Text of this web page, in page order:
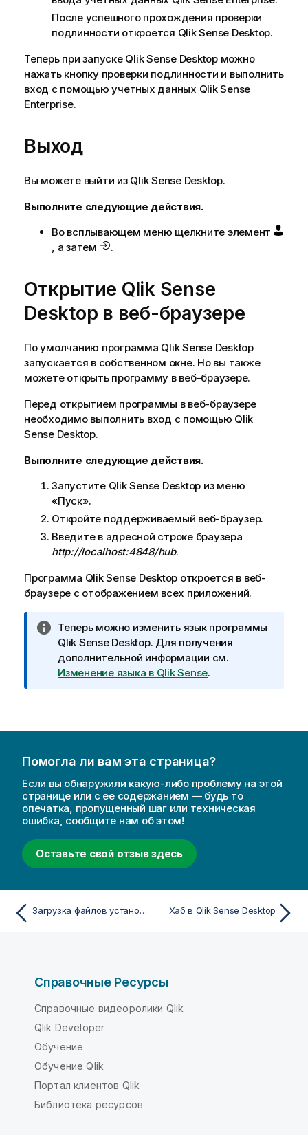
После успешного прохождения проверки
подлинности откроется Qlik Sense Desktop.
Теперь при запуске Qlik Sense Desktopможно
нажать кнопку проверки подлинности и выполнить
вход с помощью учетных данных Qlik Sense
Enterprise.
Выход
Вы можете выйти из Qlik Sense Desktop.
Выполните следующие действия.
Во всплывающем меню щелкните элемент
, а затем
.
Открытие Qlik Sense
Desktop в веб-браузере
По умолчанию программа Qlik Sense Desktop
запускается в собственном окне. Но вы также
можете открыть программу в веб-браузере.
Перед открытием программы в веб-браузере
необходимо выполнить вход с помощью Qlik
Sense Desktop.
Выполните следующие действия.
Запустите Qlik Sense Desktop из меню
«Пуск».
Откройте поддерживаемый веб-браузер.
Введите в адресной строке браузера
http://localhost:4848/hub.
Программа Qlik Sense Desktop откроется в веб-
браузере с отображением всех приложений.
П
р
и
м
н
е
к
и
н
ф
о
р
м
и
Теперь можно изменить язык программы
Qlik Sense Desktop. Для получения
дополнительной информации см.
Изменение языка в Qlik Sense.
Помогла ли вам эта страница?
Если вы обнаружили какую-либо проблему на этой
странице или с ее содержанием — будь то
опечатка, пропущенный шаг или техническая
ошибка, сообщите нам об этом!
Оставьте свой отзыв здесь
Загрузка файлов установки Хаб в Qlik Sense Desktop
Справочные Ресурсы
Справочные видеоролики Qlik
Qlik Developer
Обучение
Обучение Qlik
Портал клиентов Qlik
Библиотека ресурсов